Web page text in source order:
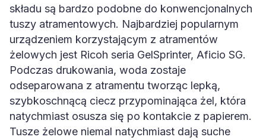
składu są bardzo podobne do konwencjonalnych
tuszy atramentowych. Najbardziej popularnym
urządzeniem korzystającym z atramentów
żelowych jest Ricoh seria GelSprinter, Aficio SG.
Podczas drukowania, woda zostaje
odseparowana z atramentu tworząc lepką,
szybkoschnącą ciecz przypominająca żel, która
natychmiast osusza się po kontakcie z papierem.
Tusze żelowe niemal natychmiast dają suche